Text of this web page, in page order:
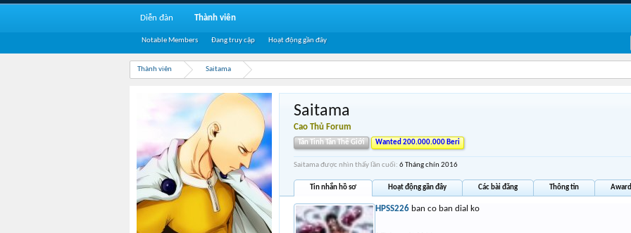
Thành viên Saitama
Saitama
Cao Thủ Forum
Tân Tinh Tân Thế Giới Wanted 200.000.000 Beri
Saitama được nhìn thấy lần cuối: 6 Tháng chín 2016
Tin nhắn hồ sơ Hoạt động gần đây Các bài đăng Thông tin
HPSS226 ban co ban dial ko
Diễn đàn Thành viên
Notable Members Đang truy cập Hoạt động gần đây